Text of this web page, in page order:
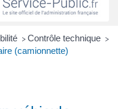
> Contrôle technique >
(camionnette)